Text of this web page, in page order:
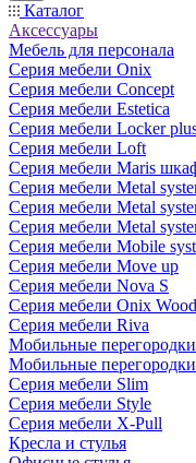
Каталог
Аксессуары
Мебель для персонала
Серия мебели Onix
Серия мебели Concept
Серия мебели Estetica
Серия мебели Locker
Серия мебели Loft
Серия мебели Maris
Серия мебели Metal
Серия мебели Metal
Серия мебели Metal
Серия мебели Mobile
Серия мебели Move up
Серия мебели Nova S
Серия мебели Onix Wood
Серия мебели Riva
Мобильные
Мобильные
Серия мебели Slim
Серия мебели Style
Серия мебели X-Pull
Кресла и стулья